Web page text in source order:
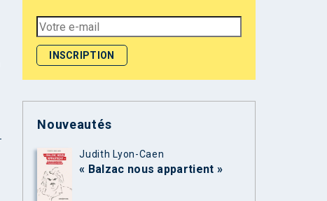
Nouveautés
Judith Lyon-Caen
« Balzac nous appartient »